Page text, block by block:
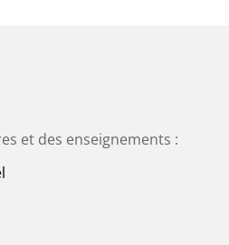
et des enseignements :